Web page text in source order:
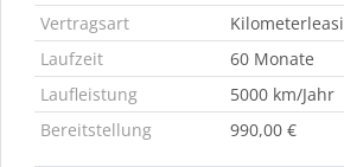
Vertragsart
Laufzeit
60 Monate
Laufleistung
5000 km/Jahr
Bereitstellung
990,00 €